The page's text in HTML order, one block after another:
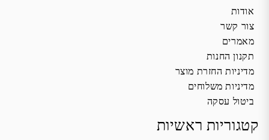
אודות
צור קשר
מאמרים
תקנון החנות
מדיניות החזרת מוצר
מדיניות משלוחים
ביטול עסקה
קטגוריות ראשיות